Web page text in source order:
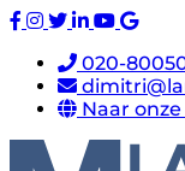
020-
Naar onze